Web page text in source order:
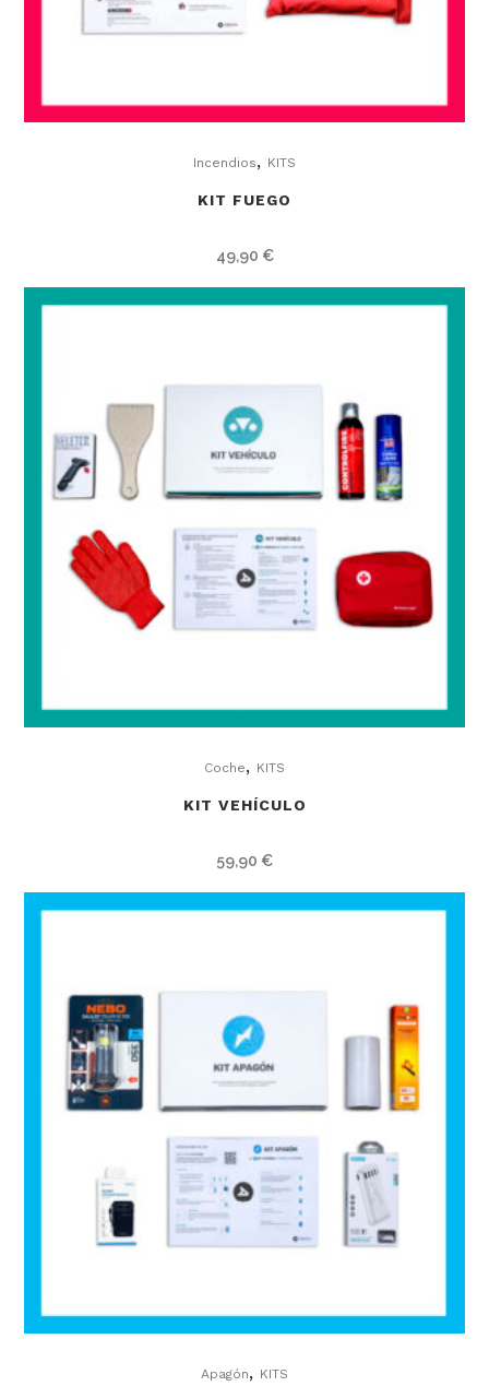
Incendios, KITS
KIT FUEGO
49,90 €
Coche, KITS
KIT VEHÍCULO
59,90 €
Apagón, KITS